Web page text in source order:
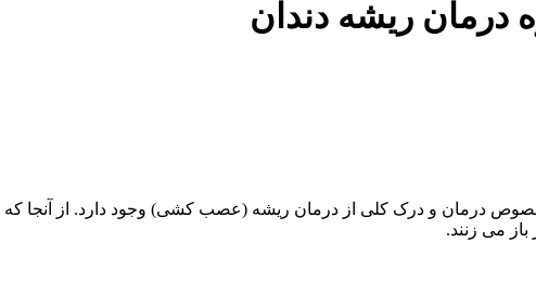
درمان ریشه دندان
درمان و درک کلی از درمان ریشه (عصب کشی) وجود دارد. از آنجا که
می زنند.